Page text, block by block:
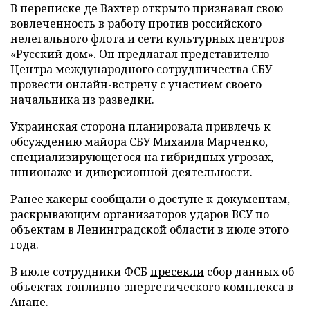
В переписке де Вахтер открыто признавал свою
вовлеченность в работу против российского
нелегального флота и сети культурных центров
«Русский дом». Он предлагал представителю
Центра международного сотрудничества СБУ
провести онлайн-встречу с участием своего
начальника из разведки.
Украинская сторона планировала привлечь к
обсуждению майора СБУ Михаила Марченко,
специализирующегося на гибридных угрозах,
шпионаже и диверсионной деятельности.
Ранее хакеры сообщали о доступе к документам,
раскрывающим организаторов ударов ВСУ по
объектам в Ленинградской области в июле этого
года.
В июле сотрудники ФСБ пресекли сбор данных об
объектах топливно-энергетического комплекса в
Анапе.